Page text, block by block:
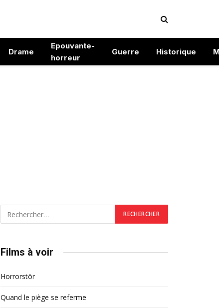
Drame
Epouvante-
horreur
Guerre Historique
Films à voir
Horrorstör
Quand le piège se referme